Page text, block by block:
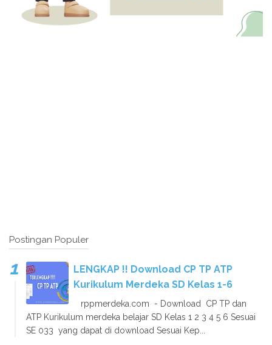
Postingan Populer
LENGKAP !! Download CP TP ATP
Kurikulum Merdeka SD Kelas 1-6
rppmerdeka.com - Download CP TP dan
ATP Kurikulum merdeka belajar SD Kelas 1 2 3 4 5 6 Sesuai
SE 033 yang dapat di download Sesuai Kep...